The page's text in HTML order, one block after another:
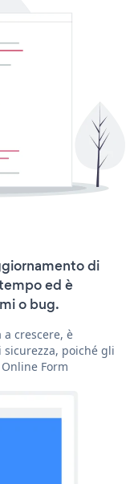
di
ed è
o bug.
crescere, è
poiché gli
Form